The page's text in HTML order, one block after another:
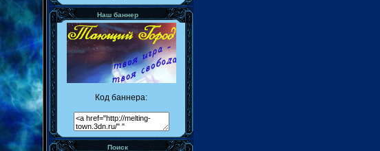
Наш баннер
Код баннера:
Поиск